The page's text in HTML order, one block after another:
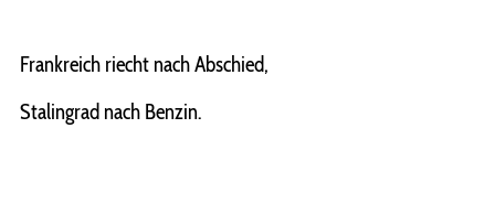
Frankreich riecht nach Abschied,
Stalingrad nach Benzin.